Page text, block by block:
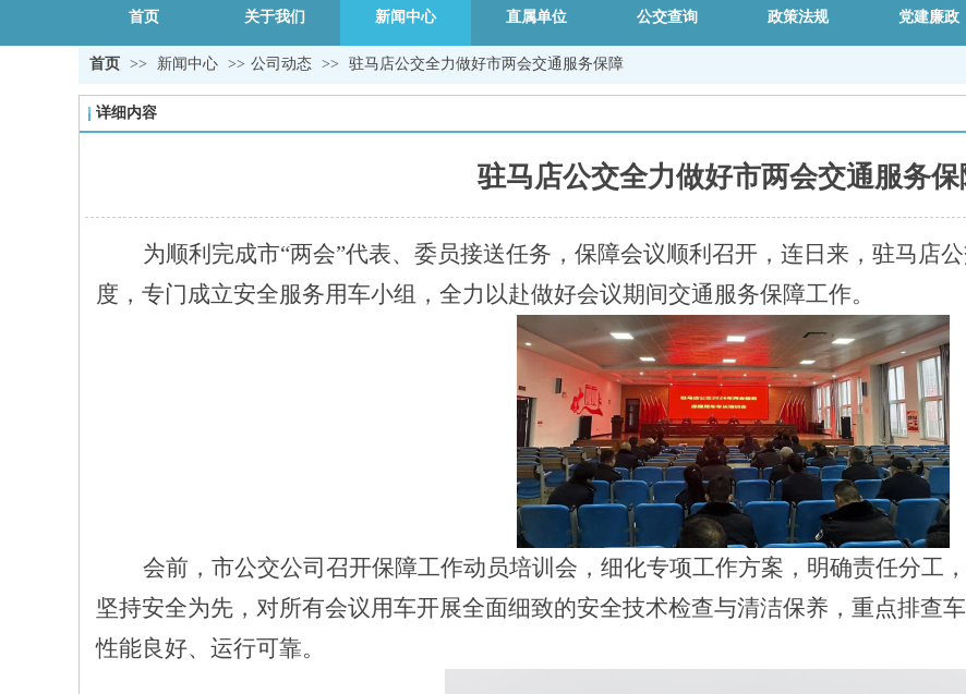
首页 关于我们 新闻中心 直属单位 公交查询 政策法规 党建廉政
首页 >> 新闻中心 >> 公司动态 >> 驻马店公交全力做好市两会交通服务保障
详细内容
驻马店公交全力做好市两会交通服务保
为顺利完成市“两会”代表、委员接送任务，保障会议顺利召开，连日来，驻马店
度，专门成立安全服务用车小组，全力以赴做好会议期间交通服务保障工作。
会前，市公交公司召开保障工作动员培训会，细化专项工作方案，明确责任分工
坚持安全为先，对所有会议用车开展全面细致的安全技术检查与清洁保养，重点排查
性能良好、运行可靠。